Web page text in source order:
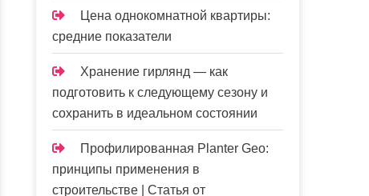
Цена однокомнатной квартиры:
средние показатели
Хранение гирлянд — как
подготовить к следующему сезону и
сохранить в идеальном состоянии
Профилированная Planter Geo:
принципы применения в
строительстве | Статья от